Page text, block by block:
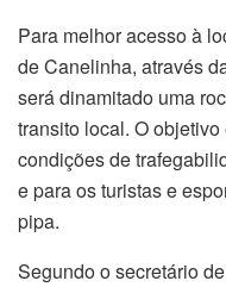
Para melhor acesso à
de Canelinha, através
será dinamitado uma
transito local. O
condições de
e para os turistas e
pipa.
Segundo o secretário